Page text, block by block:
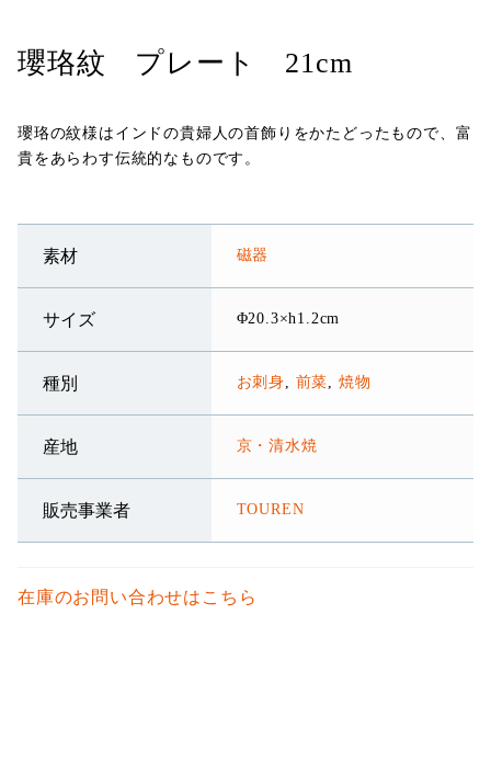
瓔珞紋 プレート 21cm
瓔珞の紋様はインドの貴婦人の首飾りをかたどったもので、富
貴をあらわす伝統的なものです。
素材 磁器
サイズ Φ20.3×h1.2cm
種別 お刺身 前菜 焼物
産地 京・清水焼
販売事業者 TOUREN
在庫のお問い合わせはこちら